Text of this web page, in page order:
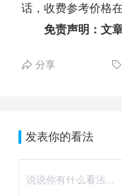
话，收费参考价格
免责声明：文章
分享
发表你的看法